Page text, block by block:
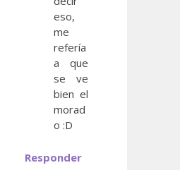
eso,
me
refería
a que
se ve
bien el
morad
o :D
Responder